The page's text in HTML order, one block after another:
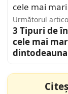
Următorul
3 Tipuri de
cele mai
dintodeauna